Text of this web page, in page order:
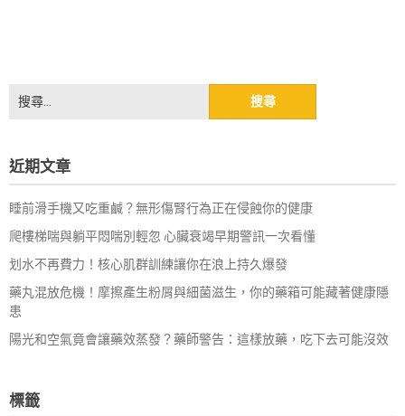
搜
尋
字:
近期文章
睡前滑手機又吃重鹹？無形傷腎行為正在侵蝕你的健康
爬樓梯喘與躺平悶喘別輕忽 心臟衰竭早期警訊一次看懂
划水不再費力！核心肌群訓練讓你在浪上持久爆發
藥丸混放危機！摩擦產生粉屑與細菌滋生，你的藥箱可能藏著健康隱
患
陽光和空氣竟會讓藥效蒸發？藥師警告：這樣放藥，吃下去可能沒效
標籤